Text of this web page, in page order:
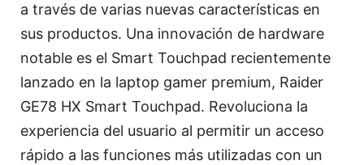
a través de varias nuevas características en
sus productos. Una innovación de hardware
notable es el Smart Touchpad recientemente
lanzado en la laptop gamer premium, Raider
GE78 HX Smart Touchpad. Revoluciona la
experiencia del usuario al permitir un acceso
rápido a las funciones más utilizadas con un